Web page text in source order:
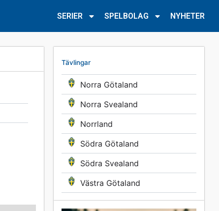
SERIER SPELBOLAG NYHETER
Tävlingar
Norra Götaland
Norra Svealand
Norrland
Södra Götaland
Södra Svealand
Västra Götaland